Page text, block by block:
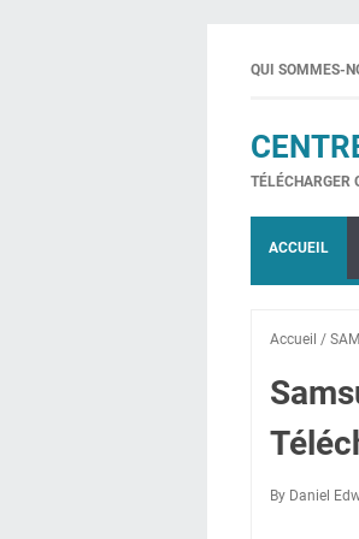
QUI SOMMES-
TÉLÉCHARGER
ACCUEIL
Accueil /
By Daniel